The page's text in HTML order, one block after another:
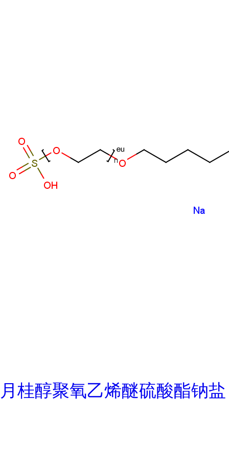
月桂醇聚氧乙烯醚硫酸酯钠盐